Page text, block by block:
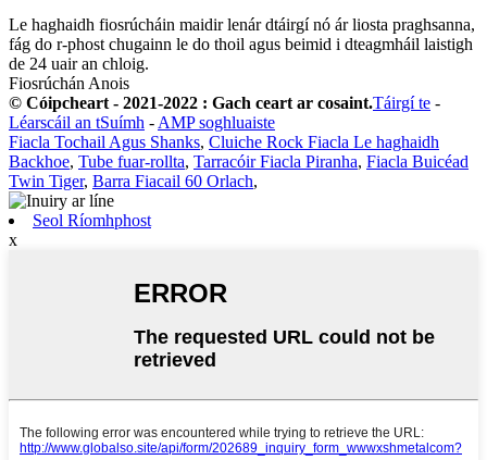
Le haghaidh fiosrúcháin maidir lenár dtáirgí nó ár liosta praghsanna,
fág do r-phost chugainn le do thoil agus beimid i dteagmháil laistigh
de 24 uair an chloig.
Fiosrúchán Anois
© Cóipcheart - 2021-2022 : Gach ceart ar cosaint.Táirgí te -
Léarscáil an tSuímh - AMP soghluaiste
Fiacla Tochail Agus Shanks, Cluiche Rock Fiacla Le haghaidh
Backhoe, Tube fuar-rollta, Tarracóir Fiacla Piranha, Fiacla Buicéad
Twin Tiger, Barra Fiacail 60 Orlach,
Seol Ríomhphost
x